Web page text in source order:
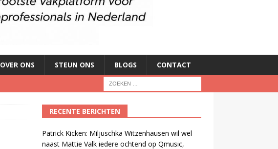
OVER ONS STEUN ONS BLOGS CONTACT
RECENTE BERICHTEN
Patrick Kicken: Miljuschka Witzenhausen wil wel
naast Mattie Valk iedere ochtend op Qmusic,